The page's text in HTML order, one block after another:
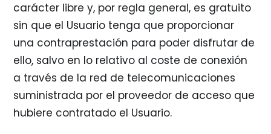
carácter libre y, por regla general, es gratuito
sin que el Usuario tenga que proporcionar
una contraprestación para poder disfrutar de
ello, salvo en lo relativo al coste de conexión
a través de la red de telecomunicaciones
suministrada por el proveedor de acceso que
hubiere contratado el Usuario.